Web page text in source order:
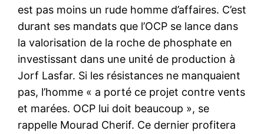
est pas moins un rude homme d’affaires. C’est
durant ses mandats que l’OCP se lance dans
la valorisation de la roche de phosphate en
investissant dans une unité de production à
Jorf Lasfar. Si les résistances ne manquaient
pas, l’homme « a porté ce projet contre vents
et marées. OCP lui doit beaucoup », se
rappelle Mourad Cherif. Ce dernier profitera